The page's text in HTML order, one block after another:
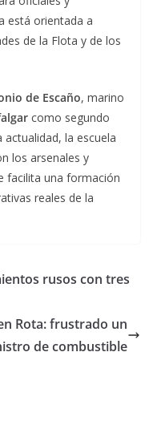
está orientada a
de la Flota y de los
de Escaño, marino
como segundo
actualidad, la escuela
los arsenales y
facilita una formación
reales de la
rusos con tres
Rota: frustrado un
de combustible